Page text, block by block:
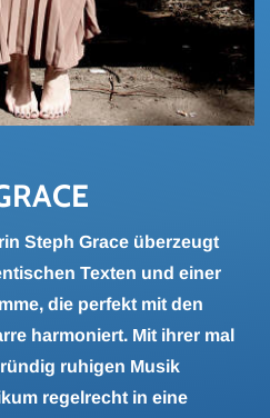
Steph Grace überzeugt
Texten und einer
die perfekt mit den
harmoniert. Mit ihrer mal
ruhigen Musik
regelrecht in eine